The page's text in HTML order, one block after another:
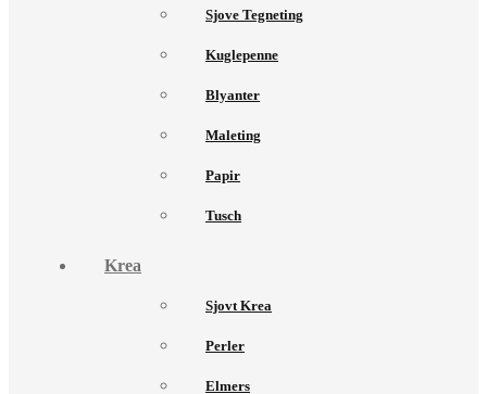
Sjove Tegneting
Kuglepenne
Blyanter
Maleting
Papir
Tusch
Krea
Sjovt Krea
Perler
Elmers